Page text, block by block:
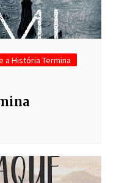
a História Termina